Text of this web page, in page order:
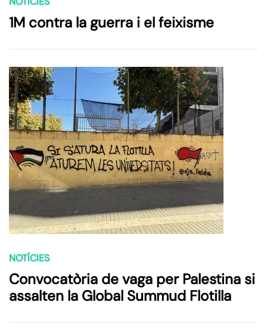
1M contra la guerra i el feixisme
NOTÍCIES
Convocatòria de vaga per Palestina si
assalten la Global Summud Flotilla